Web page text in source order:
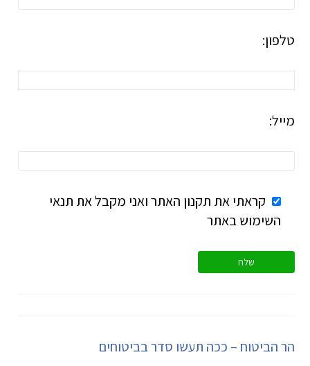
טלפון:
מייל:
קראתי את תקנון האתר ואני מקבל את תנאי
השימוש באתר
הר הביטוח – ככה תעשו סדר בביטוחים